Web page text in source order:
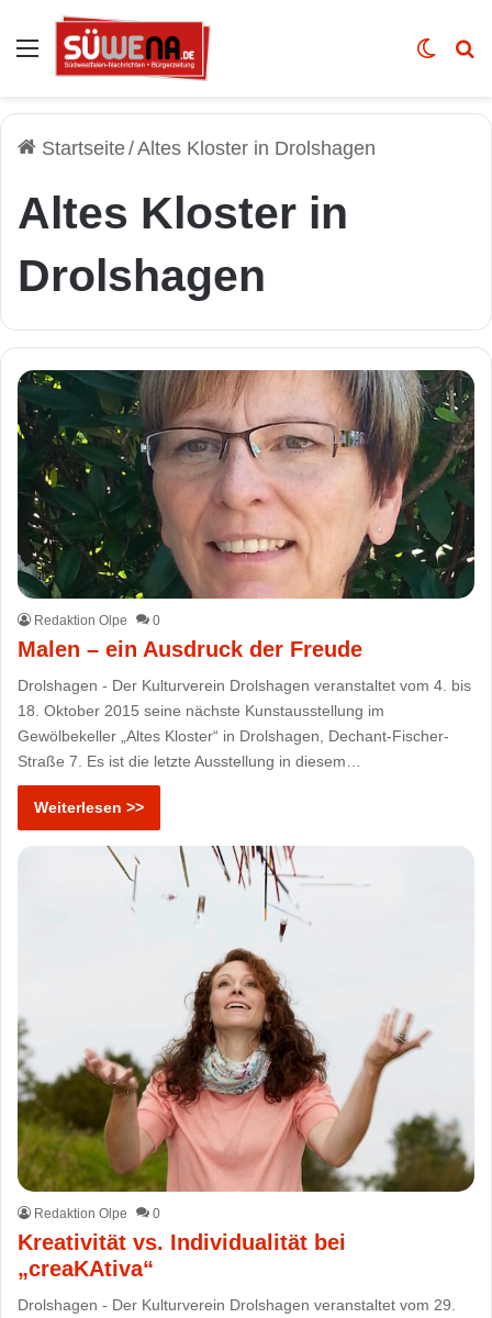
Auswahl Skin
Startseite/Altes Kloster in Drolshagen
Altes Kloster in
Drolshagen
Redaktion Olpe 0
Malen – ein Ausdruck der Freude
Drolshagen - Der Kulturverein Drolshagen veranstaltet vom 4. bis
18. Oktober 2015 seine nächste Kunstausstellung im
Gewölbekeller „Altes Kloster“ in Drolshagen, Dechant-Fischer-
Straße 7. Es ist die letzte Ausstellung in diesem…
Weiterlesen >>
Redaktion Olpe 0
Kreativität vs. Individualität bei
„creaKAtiva“
Drolshagen - Der Kulturverein Drolshagen veranstaltet vom 29.